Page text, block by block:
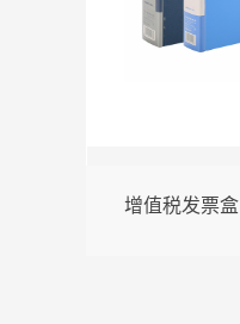
增值税发票盒